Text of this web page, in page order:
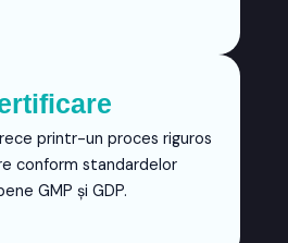
printr-un proces riguros
conform standardelor
GMP și GDP.